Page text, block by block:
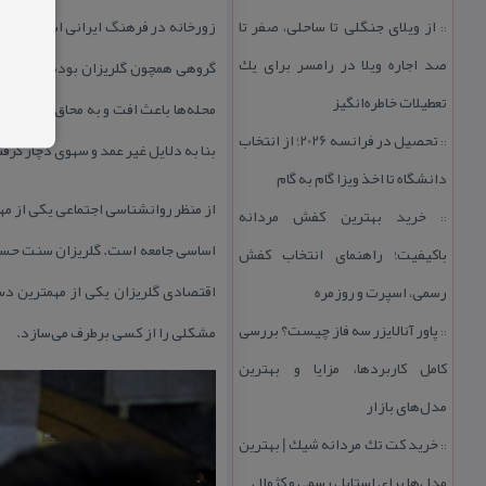
:: از ویلای جنگلی تا ساحلی، صفر تا
صد اجاره ویلا در رامسر برای یك
تعطیلات خاطره‌انگیز
::
تحصیل در فرانسه 2026؛ از انتخاب
دانشگاه تا اخذ ویزا گام به گام
::خرید بهترین كفش مردانه
باكیفیت؛ راهنمای انتخاب كفش
رسمی، اسپرت و روزمره
:: پاور آنالایزر سه فاز چیست؟ بررسی
كامل كاربردها، مزایا و بهترین
مدل‌های بازار
::خرید كت تك مردانه شیك | بهترین
زورخانه در فرهنگ ایرانی اسلامی
گروهی همچون گلریزان بوده است.
محله‌ها باعث افت و به محاق
بنا به دلایل غیر عمد و سهوی دچار
از منظر روانشناسی اجتماعی یكی
اساسی جامعه است. گلریزان سنت
اقتصادی گلریزان یكی از
مشكلی را از كسی برطرف می‌سازد.